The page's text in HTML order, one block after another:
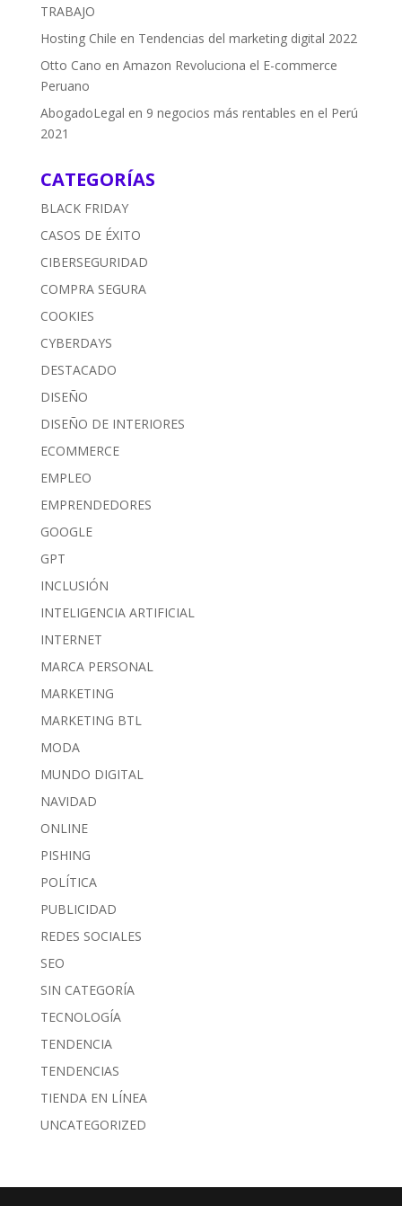
TRABAJO
Hosting Chile en Tendencias del marketing digital 2022
Otto Cano en Amazon Revoluciona el E-commerce
Peruano
AbogadoLegal en 9 negocios más rentables en el Perú
2021
CATEGORÍAS
BLACK FRIDAY
CASOS DE ÉXITO
CIBERSEGURIDAD
COMPRA SEGURA
COOKIES
CYBERDAYS
DESTACADO
DISEÑO
DISEÑO DE INTERIORES
ECOMMERCE
EMPLEO
EMPRENDEDORES
GOOGLE
GPT
INCLUSIÓN
INTELIGENCIA ARTIFICIAL
INTERNET
MARCA PERSONAL
MARKETING
MARKETING BTL
MODA
MUNDO DIGITAL
NAVIDAD
ONLINE
PISHING
POLÍTICA
PUBLICIDAD
REDES SOCIALES
SEO
SIN CATEGORÍA
TECNOLOGÍA
TENDENCIA
TENDENCIAS
TIENDA EN LÍNEA
UNCATEGORIZED